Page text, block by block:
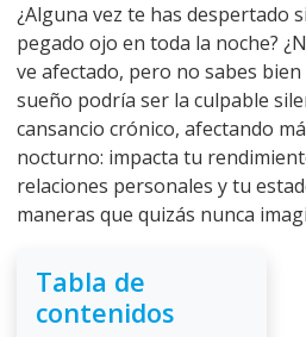
¿Alguna vez te has despertado
pegado ojo en toda la noche?
ve afectado, pero no sabes
sueño podría ser la culpable
cansancio crónico, afectando
nocturno: impacta tu
relaciones personales y tu
maneras que quizás nunca
Tabla de
contenidos